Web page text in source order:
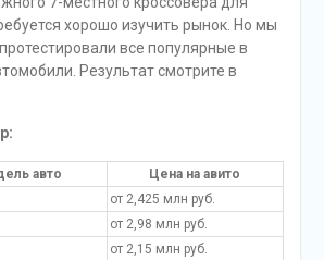
хорошо изучить рынок. Но мы
все популярные в
Результат смотрите в
авто
Цена на авито
от 2,425 млн руб.
от 2,98 млн руб.
от 2,15 млн руб.